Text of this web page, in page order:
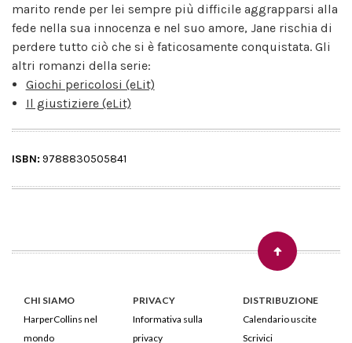
marito rende per lei sempre più difficile aggrapparsi alla
fede nella sua innocenza e nel suo amore, Jane rischia di
perdere tutto ciò che si è faticosamente conquistata. Gli
altri romanzi della serie:
Giochi pericolosi (eLit)
Il giustiziere (eLit)
ISBN: 9788830505841
CHI SIAMO
HarperCollins nel
mondo
PRIVACY
Informativa sulla
privacy
DISTRIBUZIONE
Calendario uscite
Scrivici